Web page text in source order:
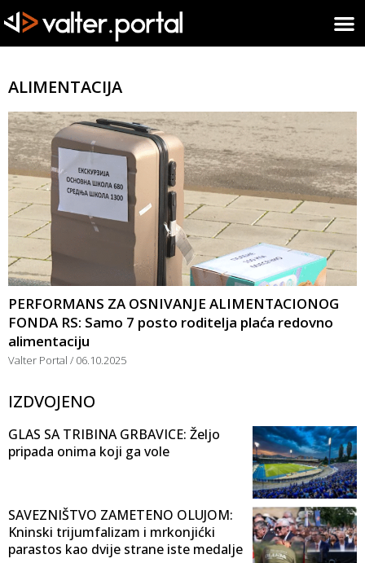
ALIMENTACIJA
PERFORMANS ZA OSNIVANJE ALIMENTACIONOG
FONDA RS: Samo 7 posto roditelja plaća redovno
alimentaciju
Valter Portal 06.10.2025
IZDVOJENO
GLAS SA TRIBINA GRBAVICE: Željo
pripada onima koji ga vole
SAVEZNIŠTVO ZAMETENO OLUJOM:
Kninski trijumfalizam i mrkonjićki
parastos kao dvije strane iste medalje